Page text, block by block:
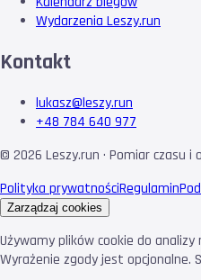
Wydarzenia Leszy.run
Kontakt
lukasz@leszy.run
+48 784 640 977
© 2026 Leszy.run · Pomiar czasu
Polityka prywatnościRegulamin
Zarządzaj cookies
Używamy plików cookie do analizy
Wyrażenie zgody jest opcjonalne.